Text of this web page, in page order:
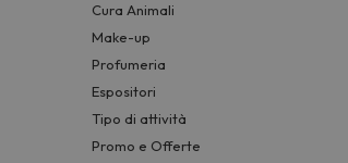
Cura Animali
Make-up
Profumeria
Espositori
Tipo di attività
Promo e Offerte